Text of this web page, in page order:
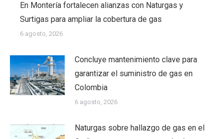
En Montería fortalecen alianzas con Naturgas y
Surtigas para ampliar la cobertura de gas
6 agosto, 2026
Concluye mantenimiento clave para
garantizar el suministro de gas en
Colombia
6 agosto, 2026
Naturgas sobre hallazgo de gas en el